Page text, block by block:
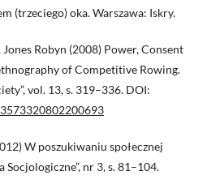
(trzeciego) oka. Warszawa: Iskry.
Robyn (2008) Power, Consent
of Competitive Rowing.
vol. 13, s. 319–336. DOI:
W poszukiwaniu społecznej
nr 3, s. 81–104.